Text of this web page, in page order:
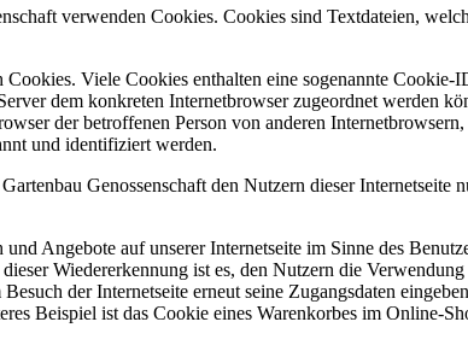
verwenden Cookies. Cookies sind Textdateien,
Viele Cookies enthalten eine sogenannte
dem konkreten Internetbrowser zugeordnet werden
der betroffenen Person von anderen
und identifiziert werden.
Genossenschaft den Nutzern dieser
Angebote auf unserer Internetseite im Sinne des
Wiedererkennung ist es, den Nutzern die
der Internetseite erneut seine Zugangsdaten
Beispiel ist das Cookie eines Warenkorbes im Online-